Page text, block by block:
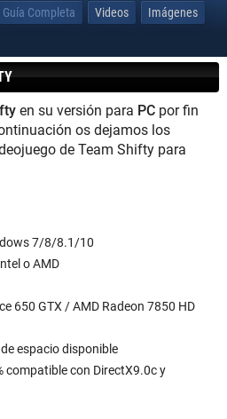
Guía Completa Videos
Imágenes
en su versión para PC por fin
os dejamos los
de Team Shifty para
7/8/8.1/10
o AMD
650 GTX / AMD Radeon 7850 HD
espacio disponible
compatible con DirectX9.0c y